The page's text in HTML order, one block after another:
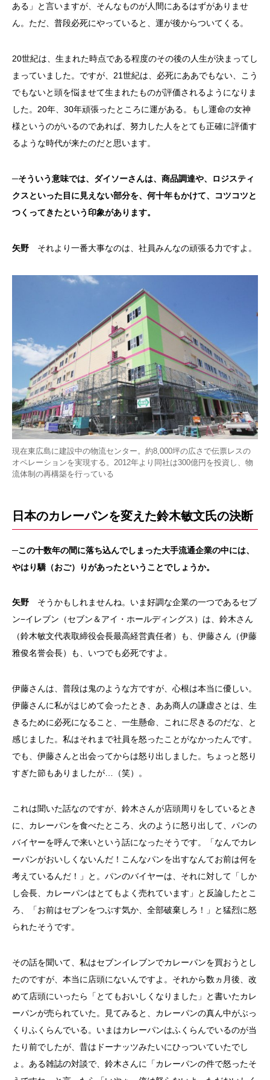
ある」と言いますが、そんなものが人間にあるはずがありませ
ん。ただ、普段必死にやっていると、運が後からついてくる。
20世紀は、生まれた時点である程度のその後の人生が決まってし
まっていました。ですが、21世紀は、必死にああでもない、こう
でもないと頭を悩ませて生まれたものが評価されるようになりま
した。20年、30年頑張ったところに運がある。もし運命の女神
様というのがいるのであれば、努力した人をとても正確に評価す
るような時代が来たのだと思います。
─そういう意味では、ダイソーさんは、商品調達や、ロジスティ
クスといった目に見えない部分を、何十年もかけて、コツコツと
つくってきたという印象があります。
矢野 それより一番大事なのは、社員みんなの頑張る力ですよ。
現在東広島に建設中の物流センター。約8,000坪の広さで伝票レスの
オペレーションを実現する。2012年より同社は300億円を投資し、物
流体制の再構築を行っている
日本のカレーパンを変えた鈴木敏文氏の決断
─この十数年の間に落ち込んでしまった大手流通企業の中には、
やはり驕（おご）りがあったということでしょうか。
矢野 そうかもしれませんね。いま好調な企業の一つであるセブ
ン−イレブン（セブン＆アイ・ホールディングス）は、鈴木さん
（鈴木敏文代表取締役会長最高経営責任者）も、伊藤さん（伊藤
雅俊名誉会長）も、いつでも必死ですよ。
伊藤さんは、普段は鬼のような方ですが、心根は本当に優しい。
伊藤さんに私がはじめて会ったとき、ああ商人の謙虚さとは、生
きるために必死になること、一生懸命、これに尽きるのだな、と
感じました。私はそれまで社員を怒ったことがなかったんです。
でも、伊藤さんと出会ってからは怒り出しました。ちょっと怒り
すぎた節もありましたが…（笑）。
これは聞いた話なのですが、鈴木さんが店頭周りをしているとき
に、カレーパンを食べたところ、火のように怒り出して、パンの
バイヤーを呼んで来いという話になったそうです。「なんでカレ
ーパンがおいしくないんだ！こんなパンを出すなんてお前は何を
考えているんだ！」と。パンのバイヤーは、それに対して「しか
し会長、カレーパンはとてもよく売れています」と反論したとこ
ろ、「お前はセブンをつぶす気か、全部破棄しろ！」と猛烈に怒
られたそうです。
その話を聞いて、私はセブンイレブンでカレーパンを買おうとし
たのですが、本当に店頭にないんですよ。それから数ヵ月後、改
めて店頭にいったら「とてもおいしくなりました」と書いたカレ
ーパンが売られていた。見てみると、カレーパンの真ん中がぶっ
くりふくらんでいる。いまはカレーパンはふくらんでいるのが当
たり前でしたが、昔はドーナッツみたいにひっついていたでし
ょ。ある雑誌の対談で、鈴木さんに「カレーパンの件で怒ったそ